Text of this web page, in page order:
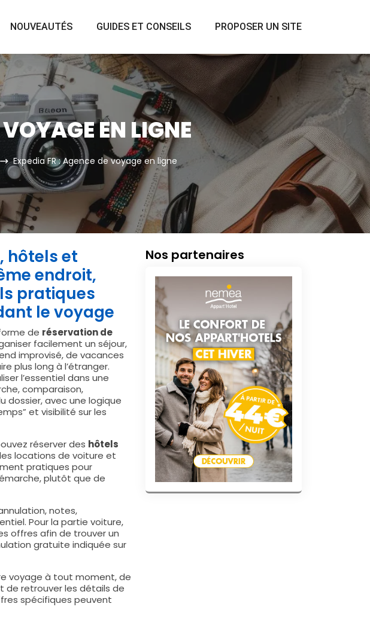
NOUVEAUTÉS GUIDES ET CONSEILS PROPOSER UN SITE
EN LIGNE
Expedia FR : Agence de voyage en ligne
hôtels et
endroit,
pratiques
le voyage
de réservation de
facilement un séjour,
end improvisé, de vacances
plus long à l’étranger.
l’essentiel dans une
comparaison,
dossier, avec une logique
et visibilité sur les
réserver des hôtels
locations de voiture et
pratiques pour
plutôt que de
notes,
Pour la partie voiture,
offres afin de trouver un
gratuite indiquée sur
voyage à tout moment, de
de retrouver les détails de
spécifiques peuvent
Nos partenaires